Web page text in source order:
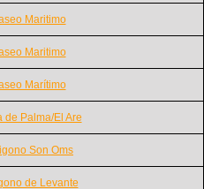
Maritimo
Maritimo
Marítimo
de Palma/El Are
Son Oms
de Levante